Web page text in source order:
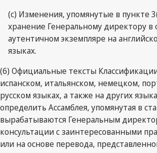
(c) Изменения, упомянутые в пункте
хранение Генеральному директору в
аутентичном экземпляре на
языках.
(6) Официальные тексты
испанском, итальянском, немецком,
русском языках, а также на других
определить Ассамблея, упомянутая в
вырабатываются Генеральным
консультации с заинтересованными
или на основе перевода,